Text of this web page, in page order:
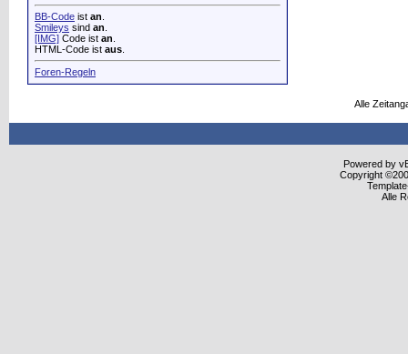
BB-Code ist an
Smileys sind an
[IMG] Code ist an
HTML-Code ist aus
Foren-Regeln
Alle
Powered by
Copyright
Alle